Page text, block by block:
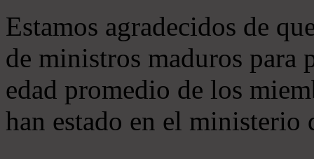
Estamos agradecidos de
de ministros maduros
edad promedio de los
han estado en el ministerio